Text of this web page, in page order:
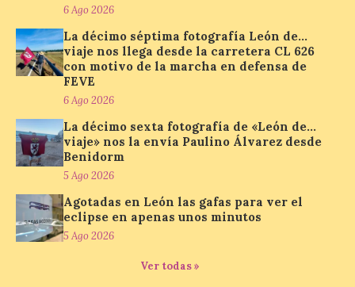
La Térmica Cultural y La
Fábrica de Luz. Museo de
la Energía de Ponferrada
publican su agenda para
este fin de semana
7 Ago 2026
Además, se celebrarán
nuevas visitas guiadas de
‘Paseo entre centrales.
Fábrica de Luz. Museo de
la Energía (antigua central térmica de la
Minero Siderúrgica de Ponferrada –
MSP) y La Térmica Cultural (antigua
6 Ago 2026
La décimo séptima fotografía León de…
viaje nos llega desde la carretera CL 626
con motivo de la marcha en defensa de
FEVE
6 Ago 2026
La décimo sexta fotografía de «León de…
viaje» nos la envía Paulino Álvarez desde
Benidorm
5 Ago 2026
Agotadas en León las gafas para ver el
eclipse en apenas unos minutos
5 Ago 2026
Ver todas »